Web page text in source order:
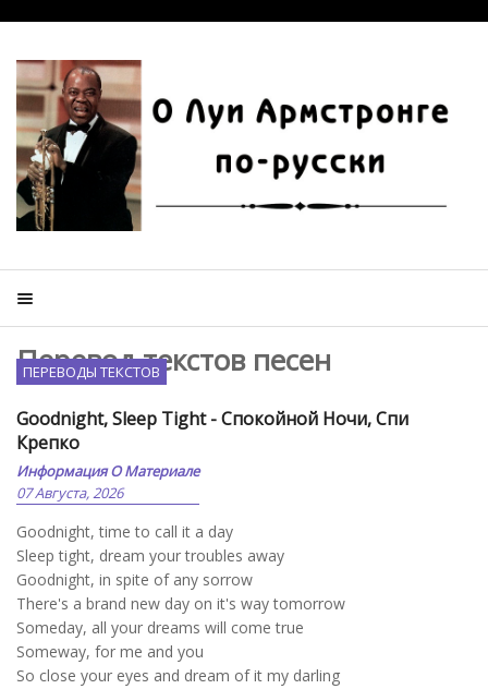
Перевод текстов песен
ПЕРЕВОДЫ ТЕКСТОВ
Goodnight, Sleep Tight - Спокойной Ночи, Спи
Крепко
Информация О Материале
07 Августа, 2026
Goodnight, time to call it a day
Sleep tight, dream your troubles away
Goodnight, in spite of any sorrow
There's a brand new day on it's way tomorrow
Someday, all your dreams will come true
Someway, for me and you
So close your eyes and dream of it my darling